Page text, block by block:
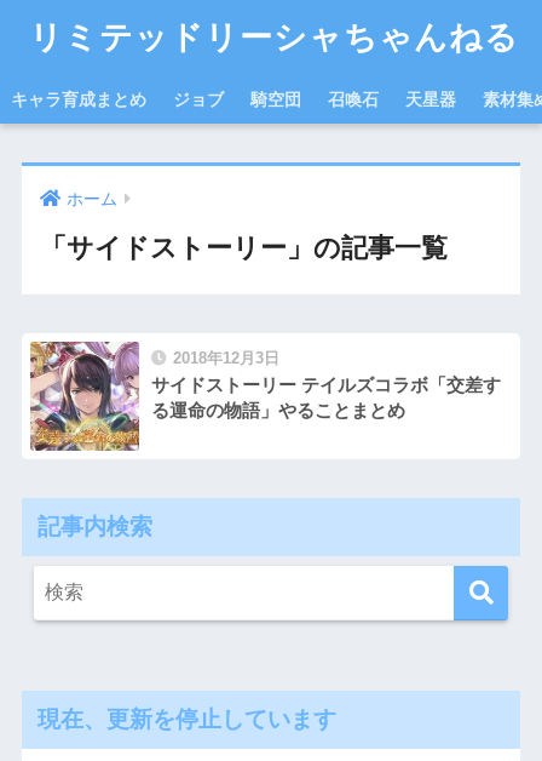
リミテッドリーシャちゃんねる
キャラ育成まとめ ジョブ 騎空団 召喚石 天星器 素材集
ホーム
「サイドストーリー」の記事一覧
2018年12月3日
サイドストーリー テイルズコラボ「交差す
る運命の物語」やることまとめ
記事内検索
現在、更新を停止しています